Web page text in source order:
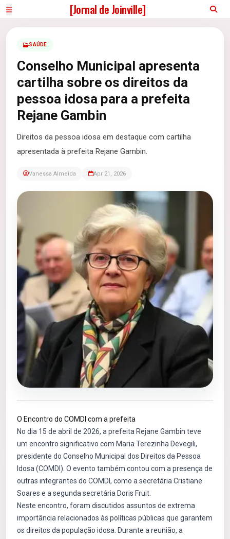
[Jornal de Joinville]
SAÚDE
Conselho Municipal apresenta
cartilha sobre os direitos da
pessoa idosa para a prefeita
Rejane Gambin
Direitos da pessoa idosa em destaque com cartilha
apresentada à prefeita Rejane Gambin.
Vanessa Almeida Apr 21, 2026
O Encontro do COMDI com a prefeita
No dia 15 de abril de 2026, a prefeita Rejane Gambin teve
um encontro significativo com Maria Terezinha Devegili,
presidente do Conselho Municipal dos Direitos da Pessoa
Idosa (COMDI). O evento também contou com a presença de
outras integrantes do COMDI, como a secretária Cristiane
Soares e a segunda secretária Doris Fruit.
Neste encontro, foram discutidos assuntos de extrema
importância relacionados às políticas públicas que garantem
os direitos da população idosa. Durante a reunião, a